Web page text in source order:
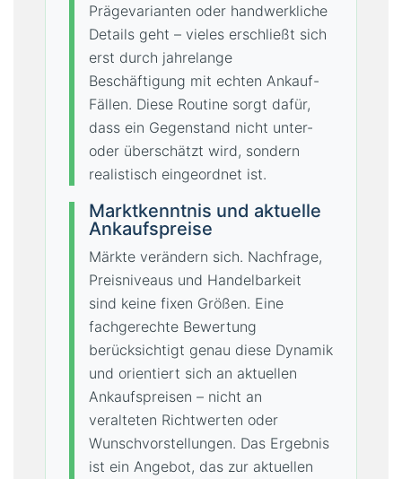
Prägevarianten oder handwerkliche
Details geht – vieles erschließt sich
erst durch jahrelange
Beschäftigung mit echten Ankauf-
Fällen. Diese Routine sorgt dafür,
dass ein Gegenstand nicht unter-
oder überschätzt wird, sondern
realistisch eingeordnet ist.
Marktkenntnis und aktuelle
Ankaufspreise
Märkte verändern sich. Nachfrage,
Preisniveaus und Handelbarkeit
sind keine fixen Größen. Eine
fachgerechte Bewertung
berücksichtigt genau diese Dynamik
und orientiert sich an aktuellen
Ankaufspreisen – nicht an
veralteten Richtwerten oder
Wunschvorstellungen. Das Ergebnis
ist ein Angebot, das zur aktuellen